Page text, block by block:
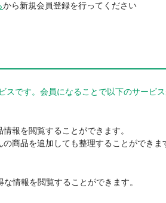
から新規会員登録を行ってください
です。会員になることで以下のサービス
報を閲覧することができます。
商品を追加しても整理することができま
情報を閲覧することができます。